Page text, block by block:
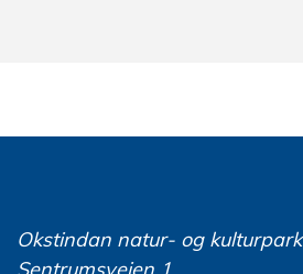
Okstindan natur- og kulturpark
Sentrumsveien 1